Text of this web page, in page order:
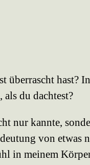
überrascht hast?
als du dachtest?
nur kannte,
von etwas
in meinem